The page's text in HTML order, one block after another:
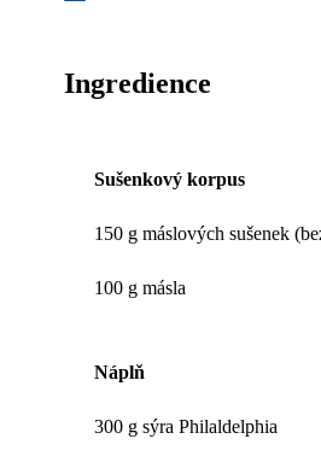
Ingredience
Sušenkový korpus
150 g máslových sušenek
100 g másla
Náplň
300 g sýra Philaldelphia